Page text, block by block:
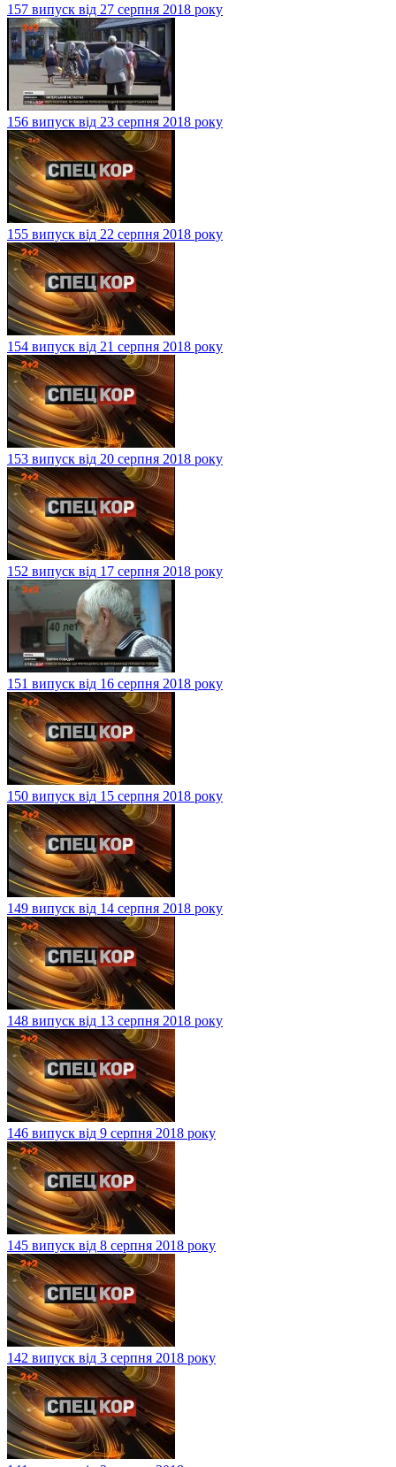
157 випуск від 27 серпня 2018 року
156 випуск від 23 серпня 2018 року
155 випуск від 22 серпня 2018 року
154 випуск від 21 серпня 2018 року
153 випуск від 20 серпня 2018 року
152 випуск від 17 серпня 2018 року
151 випуск від 16 серпня 2018 року
150 випуск від 15 серпня 2018 року
149 випуск від 14 серпня 2018 року
148 випуск від 13 серпня 2018 року
146 випуск від 9 серпня 2018 року
145 випуск від 8 серпня 2018 року
142 випуск від 3 серпня 2018 року